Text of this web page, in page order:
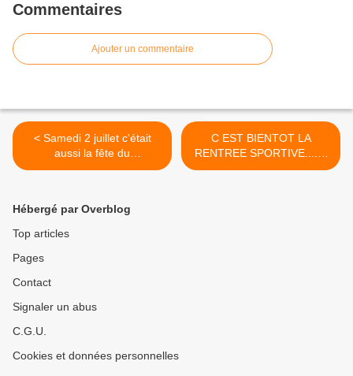
Commentaires
Ajouter un commentaire
< Samedi 2 juillet c'était
aussi la fête du
club......UNE BELLE
PLAISIR
C EST BIENTOT LA
RENTREE SPORTIVE.......
>
Hébergé par Overblog
Top articles
Pages
Contact
Signaler un abus
C.G.U.
Cookies et données personnelles